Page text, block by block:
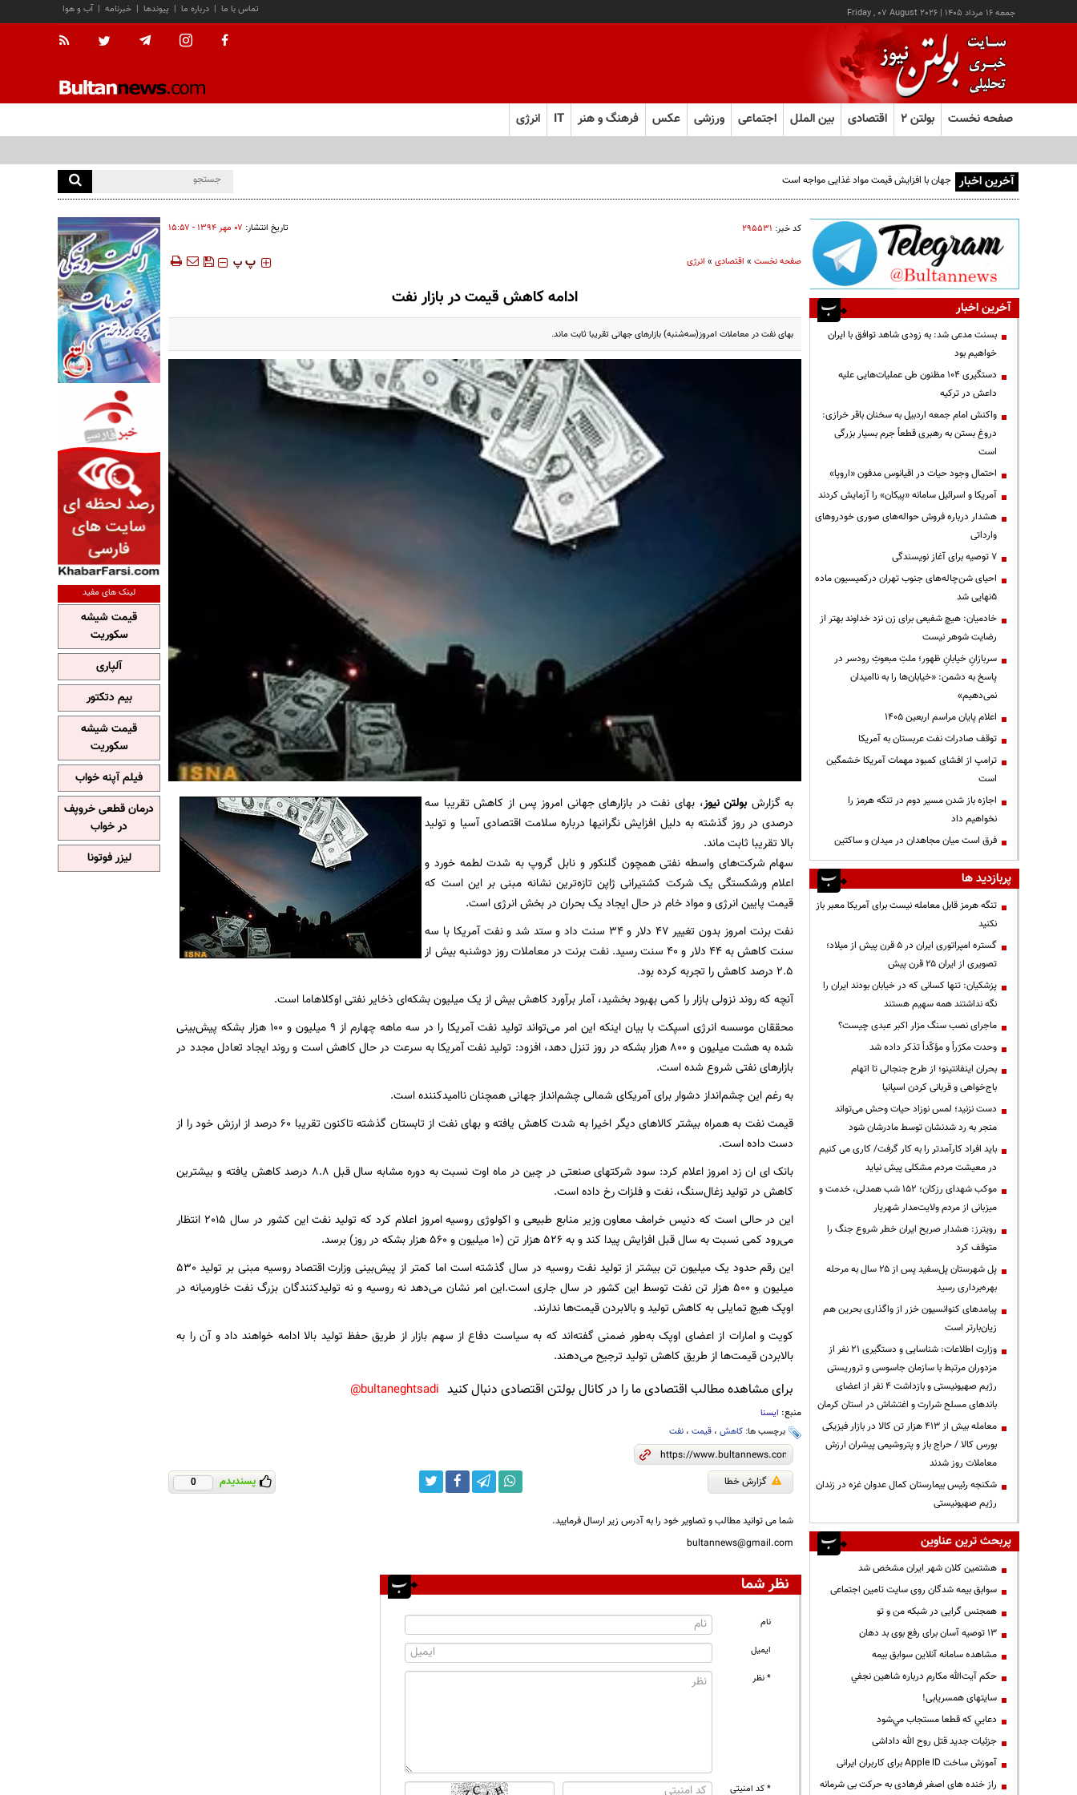
جمعه ۱۶ مرداد ۱۴۰۵ |
Friday , 07 August 2026 آب و هوا | خبرنامه | پیوندها | درباره ما | تماس با ما
صفحه نخست بولتن ۲ اقتصادی بین الملل اجتماعی ورزشی عکس فرهنگ و هنر IT انرژی
آخرین اخبار
کد خبر: ۲۹۵۵۳۱ تاریخ انتشار: ۰۷ مهر ۱۳۹۴ - ۱۵:۵۷
صفحه نخست» اقتصادی» انرژی ‍‍‍ پ پ
ادامه کاهش قیمت در بازار نفت
بهای نفت در معاملات امروز(سه‌شنبه) بازار‌های جهانی تقریبا ثابت ماند.
به گزارش بولتن نیوز، بهای نفت در بازار‌های جهانی امروز پس از کاهش تقریبا سه
درصدی در روز گذشته به دلیل افزایش نگرانیها درباره‌ سلامت اقتصادی آسیا و تولید
بالا تقریبا ثابت ماند.
سهام شرکت‌های واسطه نفتی همچون گلنکور و نابل گروپ به شدت لطمه خورد و
اعلام ورشکستگی یک شرکت کشتیرانی ژاپن تازه‌ترین نشانه‌ مبنی بر این است که
قیمت پایین انرژی و مواد خام در حال ایجاد یک بحران در بخش انرژی است.
نفت برنت امروز بدون تغییر 47 دلار و 34 سنت داد و ‌ستد شد و نفت آمریکا با سه
سنت کاهش به 44 دلار و 40 سنت رسید. نفت برنت در معاملات روز دوشنبه بیش از
2.5 درصد کاهش را تجربه کرده بود.
آنچه که روند نزولی بازار را کمی بهبود بخشید، آمار برآورد کاهش بیش از یک میلیون بشکه‌ای ذخایر نفتی اوکلاهاما است.
محققان موسسه انرژی اسپکت با بیان اینکه این امر می‌تواند تولید نفت آمریکا را در سه ماهه چهارم از 9 میلیون و 100 هزار بشکه پیش‌بینی
شده به هشت میلیون و 800 هزار بشکه در روز تنزل دهد، افزود: تولید نفت آمریکا به سرعت در حال کاهش است و روند ایجاد تعادل مجدد در
بازار‌های نفتی شروع شده است.
به رغم این چشم‌انداز دشوار برای آمریکای شمالی چشم‌انداز جهانی همچنان ناامید‌کننده است.
قیمت نفت به همراه بیشتر کالاهای دیگر اخیرا به شدت کاهش یافته و بهای نفت از تابستان گذشته تاکنون تقریبا 60 درصد از ارزش خود را از
دست داده است.
بانک ای ان زد امروز اعلام کرد: سود شرکتهای صنعتی در چین در ماه اوت نسبت به دوره مشابه سال قبل 8.8 درصد کاهش یافته و بیشترین
کاهش در تولید زغال‌سنگ، نفت و فلزات رخ داده است.
این در حالی است که دنیس خرامف معاون وزیر منابع طبیعی و اکولوژی روسیه امروز اعلام کرد که تولید نفت این کشور در سال 2015 انتظار
می‌رود کمی نسبت به سال قبل افزایش پیدا کند و به 526 هزار تن (10 میلیون و 560 هزار بشکه در روز) برسد.
این رقم حدود یک میلیون تن بیشتر از تولید نفت روسیه در سال گذشته است اما کمتر از پیش‌بینی‌ وزارت اقتصاد روسیه مبنی بر تولید 530
میلیون و 500 هزار تن نفت توسط این کشور در سال جاری است.این امر نشان می‌دهد نه روسیه و نه تولید‌کنندگان بزرگ نفت خاورمیانه در
اوپک هیچ تمایلی به کاهش تولید و بالا‌بردن قیمت‌ها ندارند.
کویت و امارات از اعضای اوپک به‌طور ضمنی گفته‌اند که به سیاست دفاع از سهم بازار از طریق حفظ تولید بالا ادامه خواهند داد و آن را به
بالابردن قیمت‌ها از طریق کاهش تولید ترجیح می‌دهند.
برای مشاهده مطالب اقتصادی ما را در کانال بولتن اقتصادی دنبال کنید bultaneghtsadi@
منبع: ایسنا
برچسب ها: کاهش، قیمت، نفت
گزارش خطا پسندیدم 0
شما می توانید مطالب و تصاویر خود را به آدرس زیر ارسال فرمایید.
bultannews@gmail.com
نظر شما
نام
ایمیل
* نظر
* کد امنیتی
آخرین اخبار
بسنت مدعی شد: به زودی شاهد توافق با ایران
خواهیم بود
دستگیری ۱۰۴ مظنون طی عملیات‌هایی علیه
داعش در ترکیه
واکنش امام جمعه اردبیل به سخنان باقر خرازی:
دروغ بستن به رهبری قطعاً جرم بسیار بزرگی
است
احتمال وجود حیات در اقیانوس مدفون «اروپا»
آمریکا و اسرائیل سامانه «پیکان» را آزمایش کردند
هشدار درباره فروش حواله‌های صوری خودروهای
وارداتی
۷ توصیه برای آغاز نویسندگی
احیای شن‌چاله‌های جنوب تهران درکمیسیون ماده
۵نهایی شد
خادمیان: هیچ شفیعی برای زن نزد خداوند بهتر از
رضایت شوهر نیست
سربازانِ خیابانِ ظهور؛ ملتِ مبعوثِ رودسر در
پاسخ به دشمن: «خیابان‌ها را به ناامیدان
نمی‌دهیم»
اعلام پایان مراسم اربعین ۱۴۰۵
توقف صادرات نفت عربستان به آمریکا
ترامپ از افشای کمبود مهمات آمریکا خشمگین
است
اجازه باز شدن مسیر دوم در تنگه هرمز را
نخواهیم داد
فرق است میان مجاهدان در میدان و ساکتین
پربازدید ها
تنگه هرمز قابل معامله نیست برای آمریکا معبر باز
نکنید
گستره امپراتوری ایران در ۵ قرن پیش از میلاد؛
تصویری از ایران ۲۵ قرن پیش
پزشکیان: تنها کسانی که در خیابان بودند ایران را
نگه نداشتند همه سهیم هستند
ماجرای نصب سنگ مزار اکبر عبدی چیست؟
وحدت مکرّراً و مؤکّداً تذکر داده شد
بحران اینفانتینو؛ از طرح جنجالی تا اتهام
باج‌خواهی و قربانی کردن اسپانیا
دست نزنید؛ لمس نوزاد حیات وحش می‌تواند
منجر به رد شدنشان توسط مادرشان شود
باید افراد کارآمدتر را به کار گرفت/ کاری می کنیم
در معیشت مردم مشکلی پیش نیاید
موکب شهدای رزکان؛ ۱۵۲ شب همدلی، خدمت و
میزبانی از مردم ولایت‌مدار شهریار
رویترز: هشدار صریح ایران خطر شروع جنگ را
متوقف کرد
پل شهرستان پل‌سفید پس از ۲۵ سال به مرحله
بهره‌برداری رسید
پیامدهای کنوانسیون خزر از واگذاری بحرین هم
زیان‌بارتر است
وزارت اطلاعات: شناسایی و دستگیری ۲۱ نفر از
مزدوران مرتبط با سازمان جاسوسی و تروریستی
رژیم صهیونیستی و بازداشت ۴ نفر از اعضای
باندهای مسلح شرارت و اغتشاش در استان کرمان
معامله بیش از ۴۱۳ هزار تن کالا در بازار فیزیکی
بورس کالا / حراج باز و پتروشیمی پیشران ارزش
معاملات روز شدند
شکنجه رئیس بیمارستان کمال عدوان غزه در زندان
رژیم صهیونیستی
پربحث ترین عناوین
هشتمین کلان شهر ایران مشخص شد
سوابق بیمه شدگان روی سایت تامین اجتماعی
همجنس گرایی در شبکه من و تو
13 توصیه آسان برای رفع بوی بد دهان
مشاهده سامانه آنلاين سوابق بیمه
حكم آيت‌الله مكارم درباره شاهين نجفي
سایتهای همسریابی!
دعايي كه قطعا مستجاب مي‌شود
جزئیات جدید قتل روح الله داداشی
آموزش ساخت Apple ID برای کاربران ایرانی
راز خنده های اصغر فرهادی به حرکت بی شرمانه
لینک های مفید
قیمت شیشه
سکوریت
آلپاری
بیم دتکتور
قیمت شیشه
سکوریت
فیلم آپنه خواب
درمان قطعی خروپف
در خواب
لیزر فوتونا